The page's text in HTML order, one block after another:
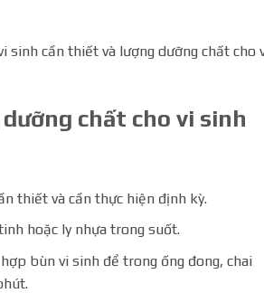
sinh cần thiết và lượng dưỡng chất cho
chất cho vi sinh
thiết và cần thực hiện định kỳ.
hoặc ly nhựa trong suốt.
bùn vi sinh để trong ống đong, chai